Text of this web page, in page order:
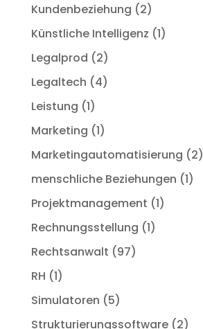
Kundenbeziehung (2)
Künstliche Intelligenz (1)
Legalprod (2)
Legaltech (4)
Leistung (1)
Marketing (1)
Marketingautomatisierung (2)
menschliche Beziehungen (1)
Projektmanagement (1)
Rechnungsstellung (1)
Rechtsanwalt (97)
RH (1)
Simulatoren (5)
Strukturierungssoftware(2)